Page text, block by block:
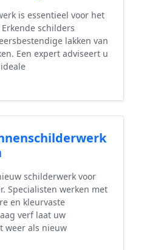
is essentieel voor het
schilders
lakken van
Een expert adviseert u
schilderwerk voor
Specialisten werken met
en kleurvaste
verf laat uw
weer als nieuw